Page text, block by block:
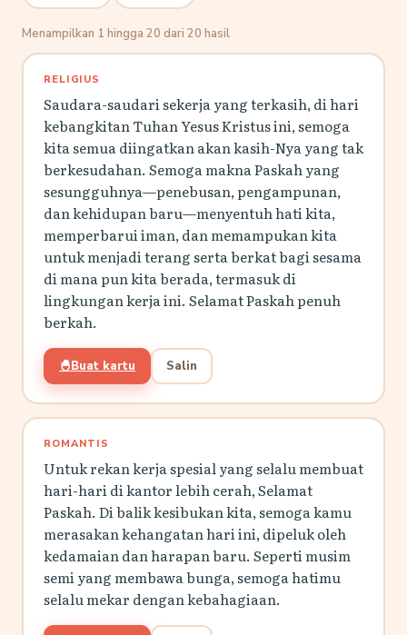
Menampilkan 1 hingga 20 dari 20 hasil
RELIGIUS
Saudara-saudari sekerja yang terkasih, di hari
kebangkitan Tuhan Yesus Kristus ini, semoga
kita semua diingatkan akan kasih-Nya yang tak
berkesudahan. Semoga makna Paskah yang
sesungguhnya—penebusan, pengampunan,
dan kehidupan baru—menyentuh hati kita,
memperbarui iman, dan memampukan kita
untuk menjadi terang serta berkat bagi sesama
di mana pun kita berada, termasuk di
lingkungan kerja ini. Selamat Paskah penuh
berkah.
🐣Buat kartu Salin
ROMANTIS
Untuk rekan kerja spesial yang selalu membuat
hari-hari di kantor lebih cerah, Selamat
Paskah. Di balik kesibukan kita, semoga kamu
merasakan kehangatan hari ini, dipeluk oleh
kedamaian dan harapan baru. Seperti musim
semi yang membawa bunga, semoga hatimu
selalu mekar dengan kebahagiaan.